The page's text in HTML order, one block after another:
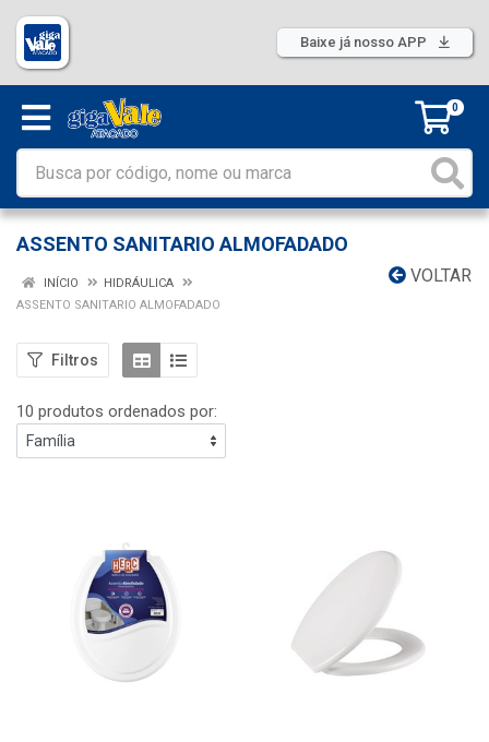
Baixe já nosso APP
0
ASSENTO SANITARIO ALMOFADADO
VOLTAR
INÍCIO
HIDRÁULICA
ASSENTO SANITARIO ALMOFADADO
Filtros
10 produtos ordenados por: